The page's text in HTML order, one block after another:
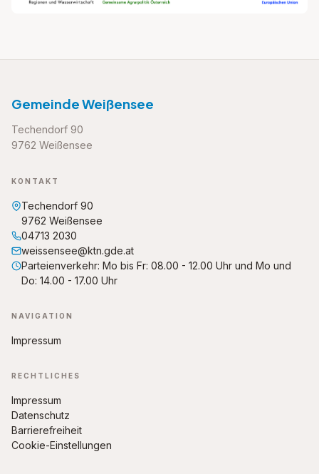
Gemeinde Weißensee
Techendorf 90
9762 Weißensee
KONTAKT
Techendorf 90
9762 Weißensee
04713 2030
weissensee@ktn.gde.at
Parteienverkehr: Mo bis Fr: 08.00 - 12.00 Uhr und Mo und
Do: 14.00 - 17.00 Uhr
NAVIGATION
Impressum
RECHTLICHES
Impressum
Datenschutz
Barrierefreiheit
Cookie-Einstellungen